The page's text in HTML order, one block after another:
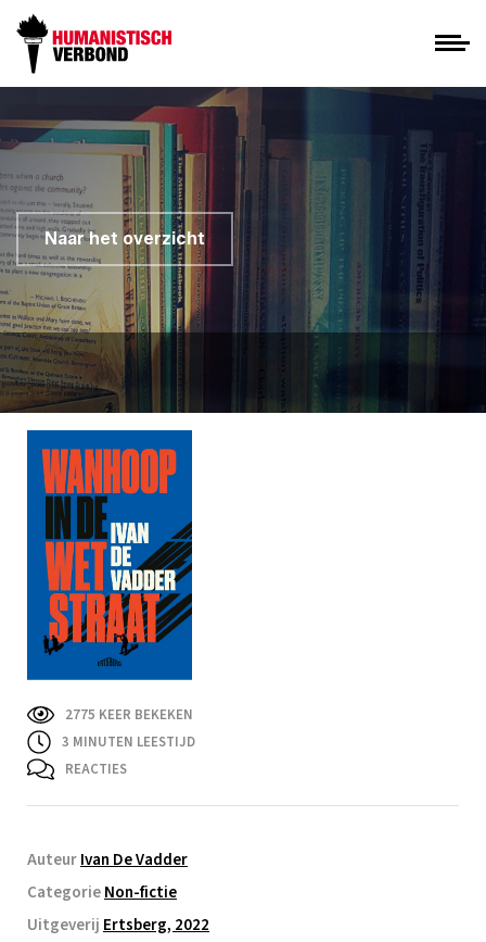
Naar het overzicht
2775 KEER BEKEKEN
3 MINUTEN LEESTIJD
REACTIES
AuteurIvan De Vadder
CategorieNon-fictie
Uitgeverij Ertsberg, 2022